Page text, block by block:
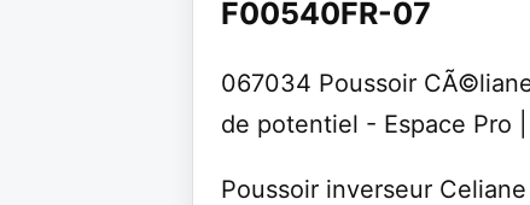
F00540FR-07
067034 Poussoir
de potentiel - Espace Pro
Poussoir inverseur